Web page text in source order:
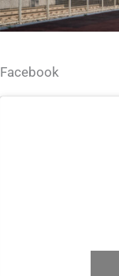
Facebook